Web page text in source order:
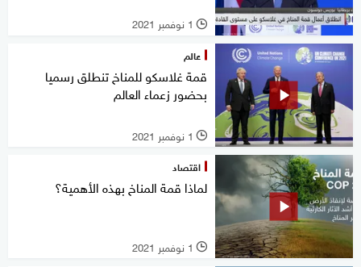
l 1 نوفمبر 2021
عالم
قمة غلاسكو للمناخ تنطلق رسميا
بحضور زعماء العالم
l 1 نوفمبر 2021
اقتصاد
لماذا قمة المناخ بهذه الأهمية؟
l 1 نوفمبر 2021